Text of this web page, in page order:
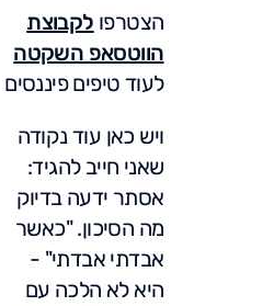
הצטרפו לקבוצת
הווטסאפ השקטה
לעוד טיפים פיננסים
ויש כאן עוד נקודה
שאני חייב להגיד:
אסתר ידעה בדיוק
מה הסיכון. "כאשר
אבדתי אבדתי" -
היא לא הלכה עם